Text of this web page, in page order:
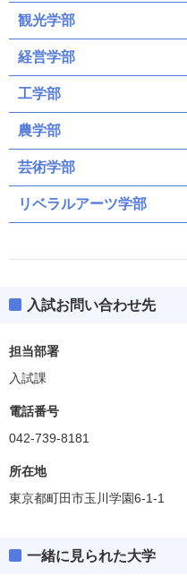
観光学部
経営学部
工学部
農学部
芸術学部
リベラルアーツ学部
入試お問い合わせ先
担当部署
入試課
電話番号
042-739-8181
所在地
東京都町田市玉川学園6-1-1
一緒に見られた大学